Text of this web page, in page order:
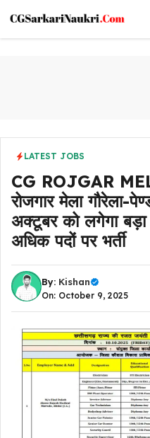
content
LATEST JOBS
CG ROJGAR
रोजगार मेला गौरेला-
अक्टूबर को लगेगा
अधिक पदों पर भर्ती
By: Kishan
On: October 9, 2025